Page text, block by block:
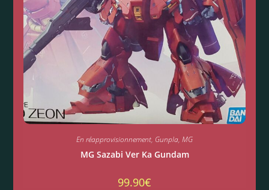
En réapprovisionnement, Gunpla, MG
MG Sazabi Ver Ka Gundam
99.90€